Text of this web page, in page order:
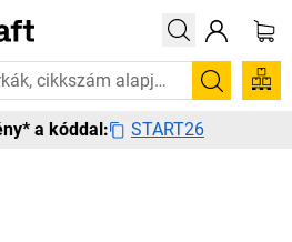
termékeinket 3–4
Keresés
a kóddal: START26